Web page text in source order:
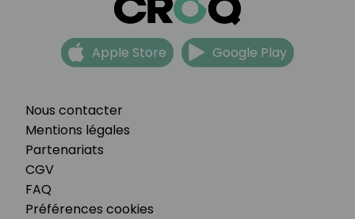
Nous contacter
Mentions légales
Partenariats
CGV
FAQ
Préférences cookies
Apple Store Google Play